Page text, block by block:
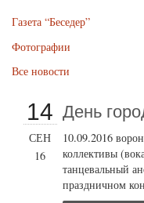
Газета “Беседер”
Фотографии
Все новости
14
СЕН
16
День
10.09.2016
коллективы
танцевальный
праздничном